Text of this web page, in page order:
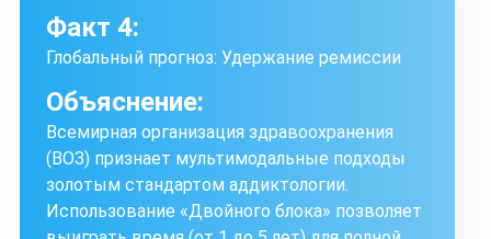
Факт 4:
Глобальный прогноз: Удержание ремиссии
Объяснение:
Всемирная организация здравоохранения
(ВОЗ) признает мультимодальные подходы
золотым стандартом аддиктологии.
Использование «Двойного блока» позволяет